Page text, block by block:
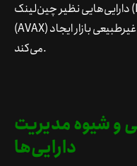
دارایی‌هایی نظیر چین‌لینک (LINK)، لایت‌کوین (LTC) و آوالانچ
(AVAX) یک لایه حفاظتی دیگر در برابر نوسانات غیرطبیعی بازار ایجاد
می‌کند.
و شیوه مدیریت
دارایی‌ها